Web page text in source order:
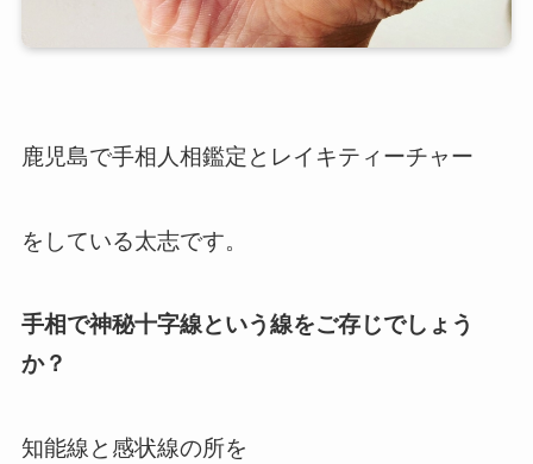
鹿児島で手相人相鑑定とレイキティーチャー
をしている太志です。
手相で神秘十字線という線をご存じでしょう
か？
知能線と感状線の所を